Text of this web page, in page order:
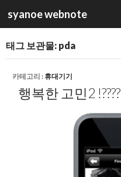
syanoe webnote
색
츠
로
건
태그 보관물: pda
카테고리 : 휴대기기
행복한 고민2 !????